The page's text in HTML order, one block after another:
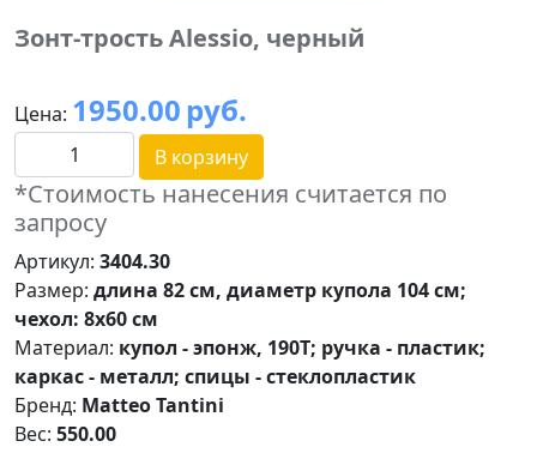
Зонт-трость Alessio, черный
Цена: 1950.00 руб.
В корзину
*Стоимость нанесения считается по
запросу
Артикул: 3404.30
Размер: длина 82 см, диаметр купола 104 см;
чехол: 8х60 см
Материал: купол - эпонж, 190T; ручка - пластик;
каркас - металл; спицы - стеклопластик
Бренд: Matteo Tantini
Вес: 550.00